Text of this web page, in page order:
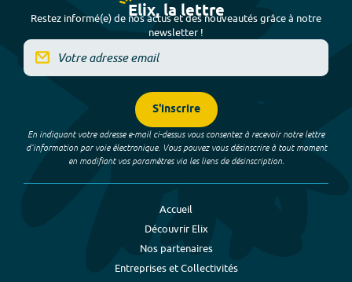
Elix, la lettre
Restez informé(e) de nos actus et des nouveautés grâce à notre
newsletter !
S'inscrire
En indiquant votre adresse e-mail ci-dessus vous consentez à recevoir notre lettre
d’information par voie électronique. Vous pouvez vous désinscrire à tout moment
en modifiant vos paramètres via les liens de désinscription.
Accueil
Découvrir Elix
Nos partenaires
Entreprises et Collectivités